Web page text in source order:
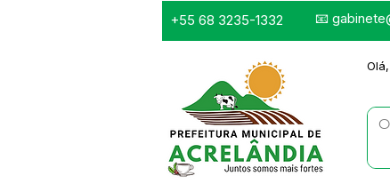
+55 68 3235-1332 📧